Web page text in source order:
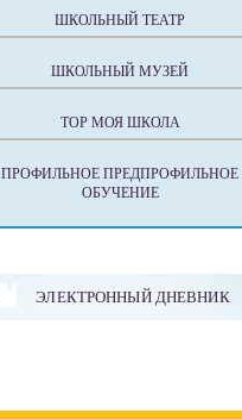
ШКОЛЬНЫЙ ТЕАТР
ШКОЛЬНЫЙ МУЗЕЙ
ТОР МОЯ ШКОЛА
ПРОФИЛЬНОЕ ПРЕДПРОФИЛЬНОЕ
ОБУЧЕНИЕ
ЭЛЕКТРОННЫЙ ДНЕВНИК